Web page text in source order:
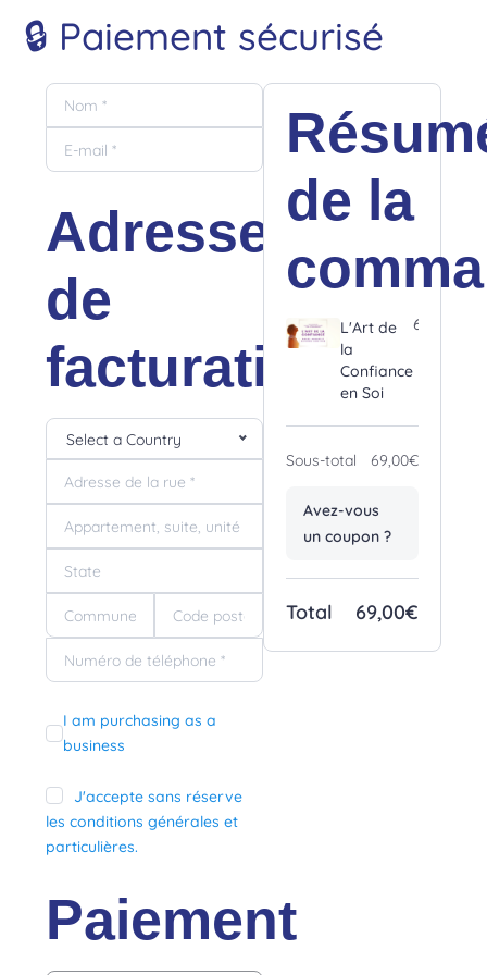
🔒 Paiement sécurisé
Adresse
de
facturation
Select a Country
I am purchasing as a
business
J'accepte sans réserve
les conditions générales et
particulières.
Paiement
de la
L'Art de
la
Confiance
en Soi
69,00€
Sous-total 69,00€
Avez-vous
un coupon ?
Total 69,00€